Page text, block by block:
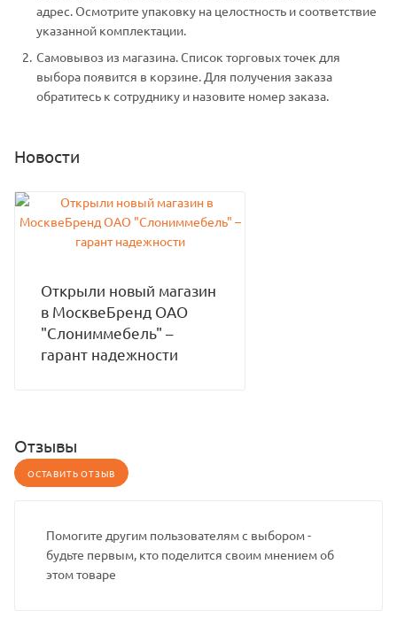
адрес. Осмотрите упаковку на целостность и соответствие
указанной комплектации.
Самовывоз из магазина. Список торговых точек для
выбора появится в корзине. Для получения заказа
обратитесь к сотруднику и назовите номер заказа.
Новости
Открыли новый магазин
в МосквеБренд ОАО
"Слониммебель" –
гарант надежности
Отзывы
ОСТАВИТЬ ОТЗЫВ
Помогите другим пользователям с выбором -
будьте первым, кто поделится своим мнением об
этом товаре